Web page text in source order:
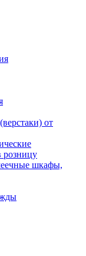
от
розницу
шкафы,